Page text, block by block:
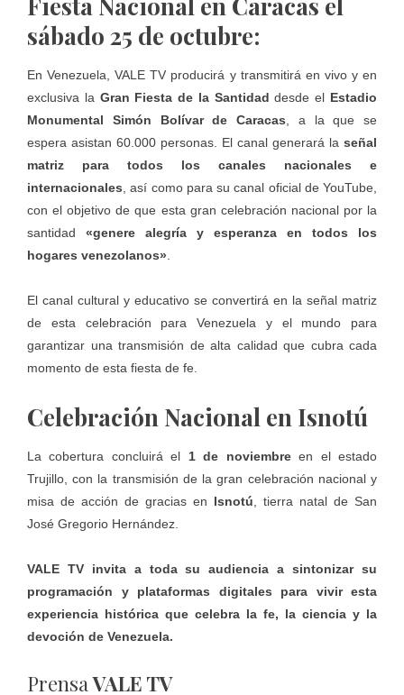
sábado 25 de octubre:
En Venezuela, VALE TV producirá y transmitirá en vivo y en
exclusiva la Gran Fiesta de la Santidad desde el Estadio
Monumental Simón Bolívar de Caracas , a la que se
espera asistan 60.000 personas. El canal generará la señal
matriz para todos los canales nacionales e
internacionales , así como para su canal oficial de YouTube,
con el objetivo de que esta gran celebración nacional por la
santidad «genere alegría y esperanza en todos los
hogares venezolanos»
El canal cultural y educativo se convertirá en la señal matriz
de esta celebración para Venezuela y el mundo para
garantizar una transmisión de alta calidad que cubra cada
momento de esta fiesta de fe.
Celebración Nacional en Isnotú
La cobertura concluirá el 1 de noviembreen el estado
Trujillo, con la transmisión de la gran celebración nacional y
misa de acción de gracias en Isnotú , tierra natal de San
José Gregorio Hernández.
VALE TV invita a toda su audiencia a sintonizar su
programación y plataformas digitales para vivir esta
experiencia histórica que celebra la fe, la ciencia y la
devoción de Venezuela.
PrensaVALE TV